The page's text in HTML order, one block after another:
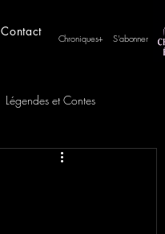
Contact S'abonner
Chroniques+
Légendes et Contes